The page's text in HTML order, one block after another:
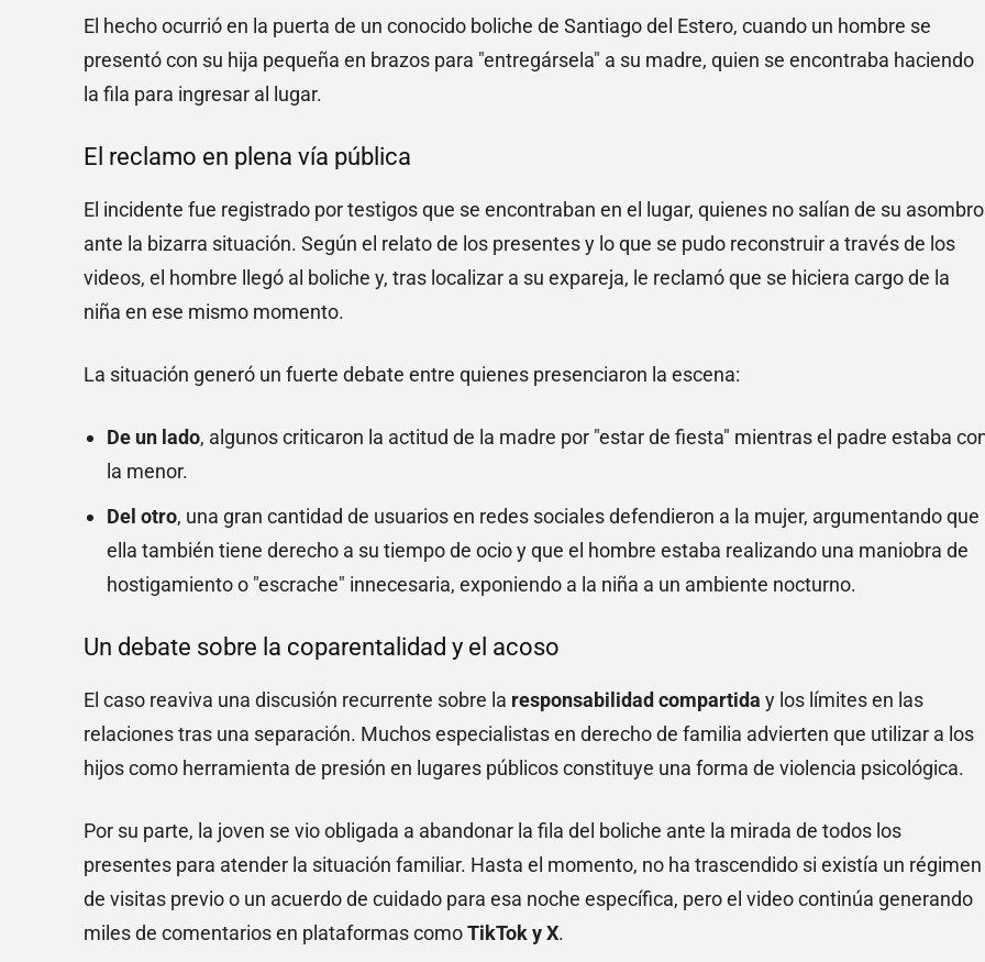
El hecho ocurrió en la puerta de un conocido boliche de Santiago del Estero, cuando un hombre se
presentó con su hija pequeña en brazos para "entregársela" a su madre, quien se encontraba haciendo
la fila para ingresar al lugar.
El reclamo en plena vía pública
El incidente fue registrado por testigos que se encontraban en el lugar, quienes no salían de su asombro
ante la bizarra situación. Según el relato de los presentes y lo que se pudo reconstruir a través de los
videos, el hombre llegó al boliche y, tras localizar a su expareja, le reclamó que se hiciera cargo de la
niña en ese mismo momento.
La situación generó un fuerte debate entre quienes presenciaron la escena:
De un lado, algunos criticaron la actitud de la madre por "estar de fiesta" mientras el padre estaba
la menor.
Del otro, una gran cantidad de usuarios en redes sociales defendieron a la mujer, argumentando que
ella también tiene derecho a su tiempo de ocio y que el hombre estaba realizando una maniobra de
hostigamiento o "escrache" innecesaria, exponiendo a la niña a un ambiente nocturno.
Un debate sobre la coparentalidad y el acoso
El caso reaviva una discusión recurrente sobre la responsabilidad compartida y los límites en las
relaciones tras una separación. Muchos especialistas en derecho de familia advierten que utilizar a los
hijos como herramienta de presión en lugares públicos constituye una forma de violencia psicológica.
Por su parte, la joven se vio obligada a abandonar la fila del boliche ante la mirada de todos los
presentes para atender la situación familiar. Hasta el momento, no ha trascendido si existía un régimen
de visitas previo o un acuerdo de cuidado para esa noche específica, pero el video continúa generando
miles de comentarios en plataformas comoTikTok y X.